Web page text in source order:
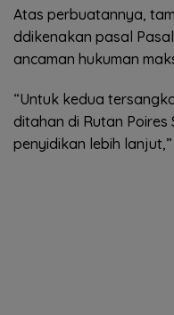
Atas perbuatannya,
ddikenakan pasal
ancaman hukuman
“Untuk kedua
ditahan di Rutan Poires
penyidikan lebih